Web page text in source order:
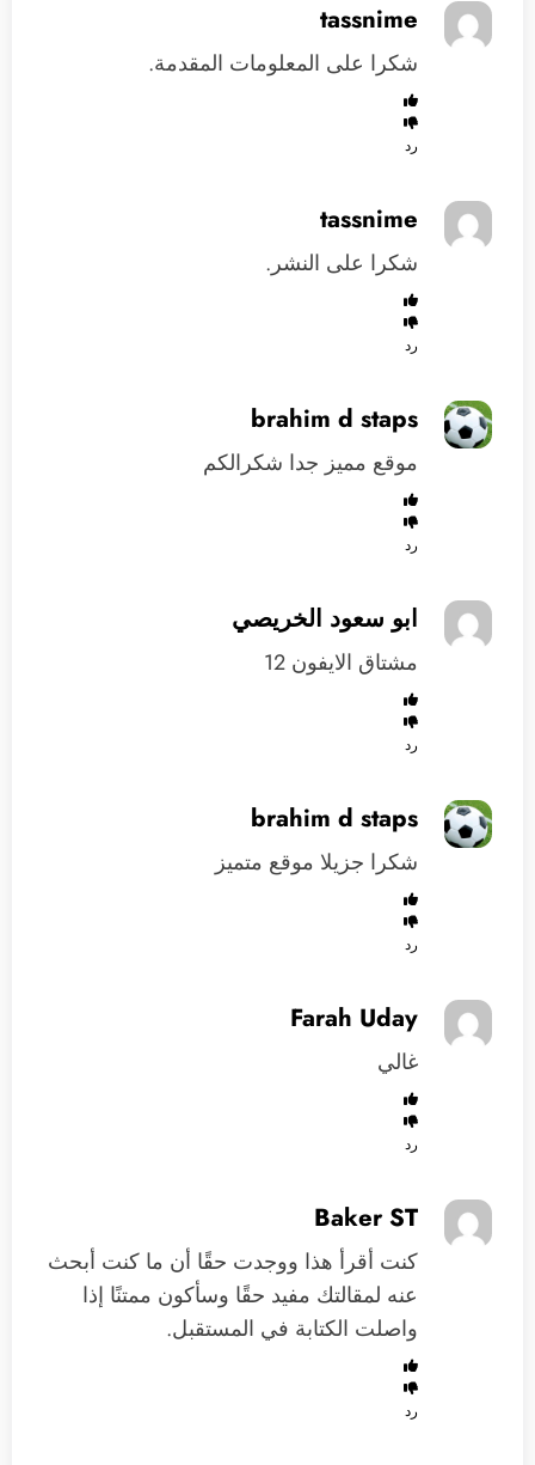
tassnime
شكرا على المعلومات المقدمة.
رد
tassnime
شكرا على النشر.
رد
brahim d staps
موقع مميز جدا شكرالكم
رد
ابو سعود الخريصي
مشتاق الايفون 12
رد
brahim d staps
شكرا جزيلا موقع متميز
رد
Farah Uday
غالي
رد
Baker ST
كنت أقرأ هذا ووجدت حقًا أن ما كنت أبحث
عنه لمقالتك مفيد حقًا وسأكون ممتنًا إذا
واصلت الكتابة في المستقبل.
رد